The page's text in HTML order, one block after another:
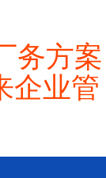
务方案
企业管